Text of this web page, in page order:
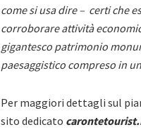
come si usa dire – certi che
corroborare attività
gigantesco patrimonio
paesaggistico compreso in
Per maggiori dettagli sul
sito dedicato